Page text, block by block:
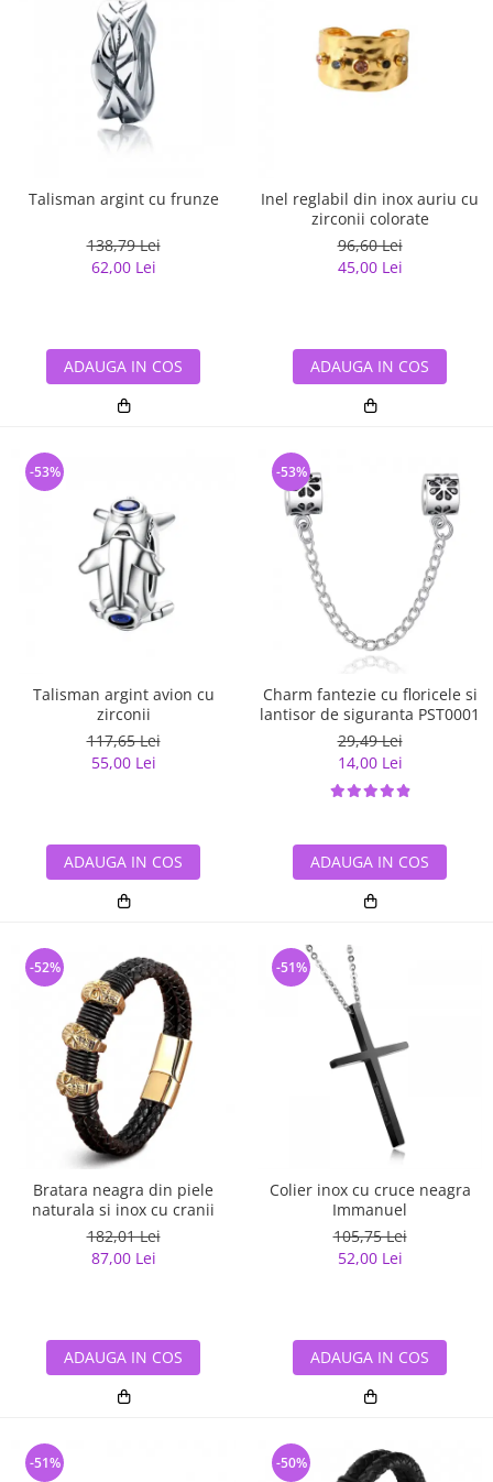
Talisman argint cu frunze
138,79 Lei
62,00 Lei
ADAUGA IN COS
Inel reglabil din inox auriu cu
zirconii colorate
96,60 Lei
45,00 Lei
ADAUGA IN COS
Talisman argint avion cu
zirconii
117,65 Lei
55,00 Lei
-53%
ADAUGA IN COS
Charm fantezie cu floricele si
lantisor de siguranta PST0001
29,49 Lei
14,00 Lei
-53%
ADAUGA IN COS
Bratara neagra din piele
naturala si inox cu cranii
182,01 Lei
87,00 Lei
-52%
ADAUGA IN COS
Colier inox cu cruce neagra
Immanuel
105,75 Lei
52,00 Lei
-51%
ADAUGA IN COS
-51% -50%